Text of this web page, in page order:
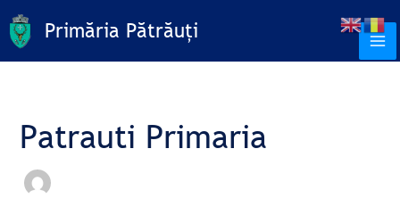
to
content
Primăria Pătrăuți
Patrauti Primaria
C
a
u